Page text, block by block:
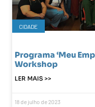
CIDADE
Programa ‘Meu
Workshop
LER MAIS >>
18 de julho de 2023